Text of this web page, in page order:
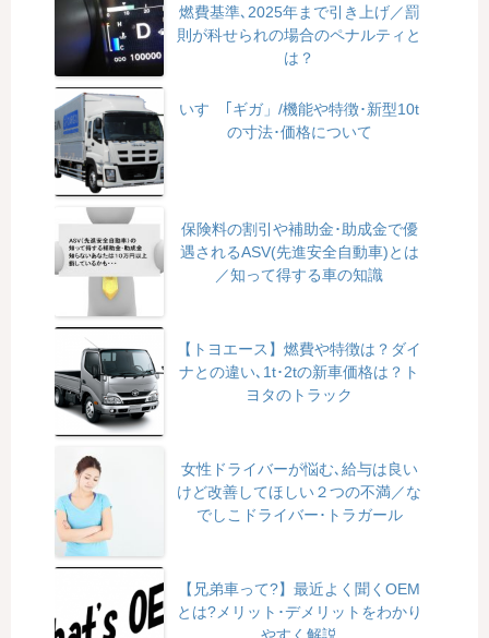
燃費基準､2025年まで引き上げ／罰
則が科せられの場合のペナルティと
は？
いすゞ｢ギガ」/機能や特徴･新型10t
の寸法･価格について
保険料の割引や補助金･助成金で優
遇されるASV(先進安全自動車)とは
／知って得する車の知識
【トヨエース】燃費や特徴は？ダイ
ナとの違い､1t･2tの新車価格は？ト
ヨタのトラック
女性ドライバーが悩む､給与は良い
けど改善してほしい２つの不満／な
でしこドライバー･トラガール
【兄弟車って?】最近よく聞くOEM
とは?メリット･デメリットをわかり
やすく解説